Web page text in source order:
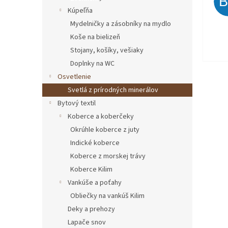
Kúpeľňa
Mydelničky a zásobníky na mydlo
Koše na bielizeň
Stojany, košíky, vešiaky
Doplnky na WC
Osvetlenie
Svetlá z prírodných minerálov
Bytový textil
Koberce a koberčeky
Okrúhle koberce z juty
Indické koberce
Koberce z morskej trávy
Koberce Kilim
Vankúše a poťahy
Obliečky na vankúš Kilim
Deky a prehozy
Lapače snov